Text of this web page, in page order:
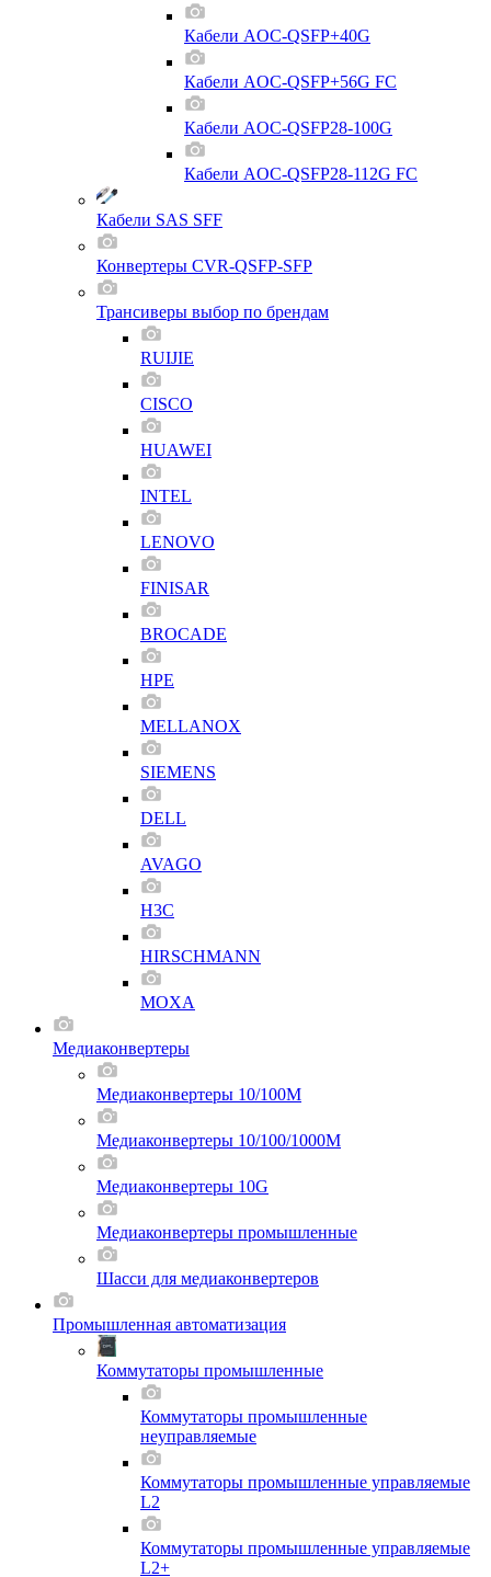
Кабели AOC-QSFP+40G
Кабели AOC-QSFP+56G FC
Кабели AOC-QSFP28-100G
Кабели AOC-QSFP28-112G FC
Кабели SAS SFF
Конвертеры CVR-QSFP-SFP
Трансиверы выбор по брендам
RUIJIE
CISCO
HUAWEI
INTEL
LENOVO
FINISAR
BROCADE
HPE
MELLANOX
SIEMENS
DELL
AVAGO
H3C
HIRSCHMANN
MOXA
Медиаконвертеры
Медиаконвертеры 10/100M
Медиаконвертеры 10/100/1000M
Медиаконвертеры 10G
Медиаконвертеры промышленные
Шасси для мeдиаконвертеров
Промышленная автоматизация
Коммутаторы промышленные
Коммутаторы промышленные
неуправляемые
Коммутаторы промышленные управляемые
L2
Коммутаторы промышленные управляемые
L2+